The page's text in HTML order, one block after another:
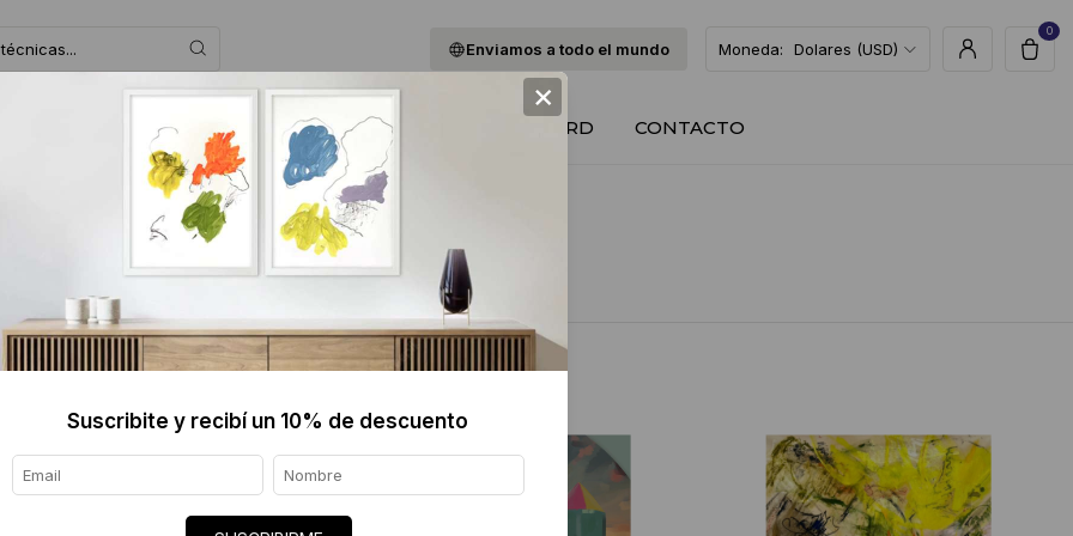
Enviamos a todo el mundo Moneda: Dolares (USD)
0
BLOG QUIENES SOMOS GIFT CARD CONTACTO
×
Suscribite y recibí un 10% de descuento